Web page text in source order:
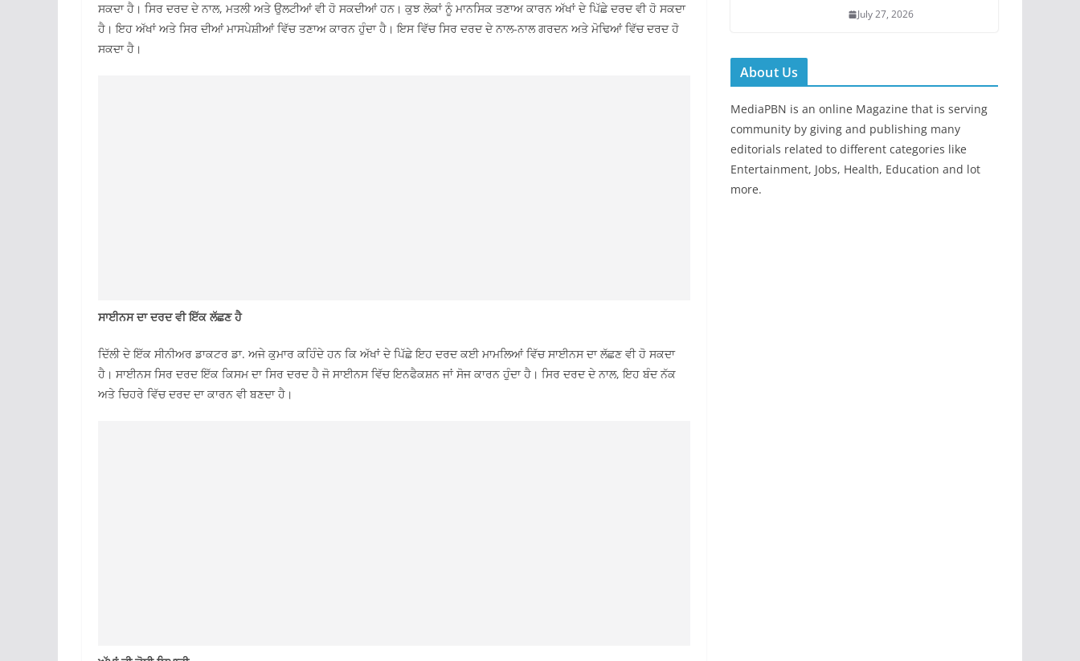
ਸਕਦਾ ਹੈ। ਸਿਰ ਦਰਦ ਦੇ ਨਾਲ, ਮਤਲੀ ਅਤੇ ਉਲਟੀਆਂ ਵੀ ਹੋ ਸਕਦੀਆਂ ਹਨ। ਕੁਝ ਲੋਕਾਂ ਨੂੰ ਮਾਨਸਿਕ ਤਣਾਅ ਕਾਰਨ ਅੱਖਾਂ ਦੇ ਪਿੱਛੇ ਦਰਦ ਵੀ ਹੋ ਸਕਦਾ
ਹੈ। ਇਹ ਅੱਖਾਂ ਅਤੇ ਸਿਰ ਦੀਆਂ ਮਾਸਪੇਸ਼ੀਆਂ ਵਿੱਚ ਤਣਾਅ ਕਾਰਨ ਹੁੰਦਾ ਹੈ। ਇਸ ਵਿੱਚ ਸਿਰ ਦਰਦ ਦੇ ਨਾਲ-ਨਾਲ ਗਰਦਨ ਅਤੇ ਮੋਢਿਆਂ ਵਿੱਚ ਦਰਦ ਹੋ
ਸਕਦਾ ਹੈ।
ਸਾਈਨਸ ਦਾ ਦਰਦ ਵੀ ਇੱਕ ਲੱਛਣ ਹੈ
ਦਿੱਲੀ ਦੇ ਇੱਕ ਸੀਨੀਅਰ ਡਾਕਟਰ ਡਾ. ਅਜੇ ਕੁਮਾਰ ਕਹਿੰਦੇ ਹਨ ਕਿ ਅੱਖਾਂ ਦੇ ਪਿੱਛੇ ਇਹ ਦਰਦ ਕਈ ਮਾਮਲਿਆਂ ਵਿੱਚ ਸਾਈਨਸ ਦਾ ਲੱਛਣ ਵੀ ਹੋ ਸਕਦਾ
ਹੈ। ਸਾਈਨਸ ਸਿਰ ਦਰਦ ਇੱਕ ਕਿਸਮ ਦਾ ਸਿਰ ਦਰਦ ਹੈ ਜੋ ਸਾਈਨਸ ਵਿੱਚ ਇਨਫੈਕਸ਼ਨ ਜਾਂ ਸੋਜ ਕਾਰਨ ਹੁੰਦਾ ਹੈ। ਸਿਰ ਦਰਦ ਦੇ ਨਾਲ, ਇਹ ਬੰਦ ਨੱਕ
ਅਤੇ ਚਿਹਰੇ ਵਿੱਚ ਦਰਦ ਦਾ ਕਾਰਨ ਵੀ ਬਣਦਾ ਹੈ।
July 27, 2026
About Us
MediaPBN is an online Magazine that is serving
community by giving and publishing many
editorials related to different categories like
Entertainment, Jobs, Health, Education and lot
more.